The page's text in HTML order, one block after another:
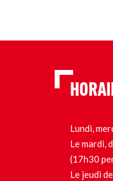
Lundi,
Le mardi,
(17h30
Le jeudi